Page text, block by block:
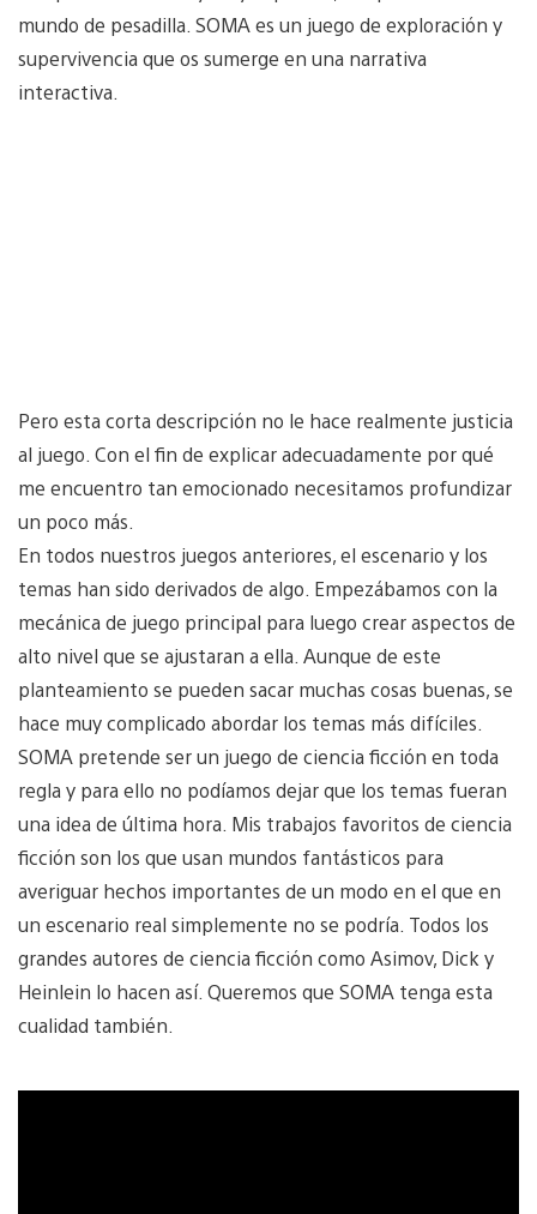
mundo de pesadilla. SOMA es un juego de exploración y
supervivencia que os sumerge en una narrativa
interactiva.
Pero esta corta descripción no le hace realmente justicia
al juego. Con el fin de explicar adecuadamente por qué
me encuentro tan emocionado necesitamos profundizar
un poco más.
En todos nuestros juegos anteriores, el escenario y los
temas han sido derivados de algo. Empezábamos con la
mecánica de juego principal para luego crear aspectos de
alto nivel que se ajustaran a ella. Aunque de este
planteamiento se pueden sacar muchas cosas buenas, se
hace muy complicado abordar los temas más difíciles.
SOMA pretende ser un juego de ciencia ficción en toda
regla y para ello no podíamos dejar que los temas fueran
una idea de última hora. Mis trabajos favoritos de ciencia
ficción son los que usan mundos fantásticos para
averiguar hechos importantes de un modo en el que en
un escenario real simplemente no se podría. Todos los
grandes autores de ciencia ficción como Asimov, Dick y
Heinlein lo hacen así. Queremos que SOMA tenga esta
cualidad también.